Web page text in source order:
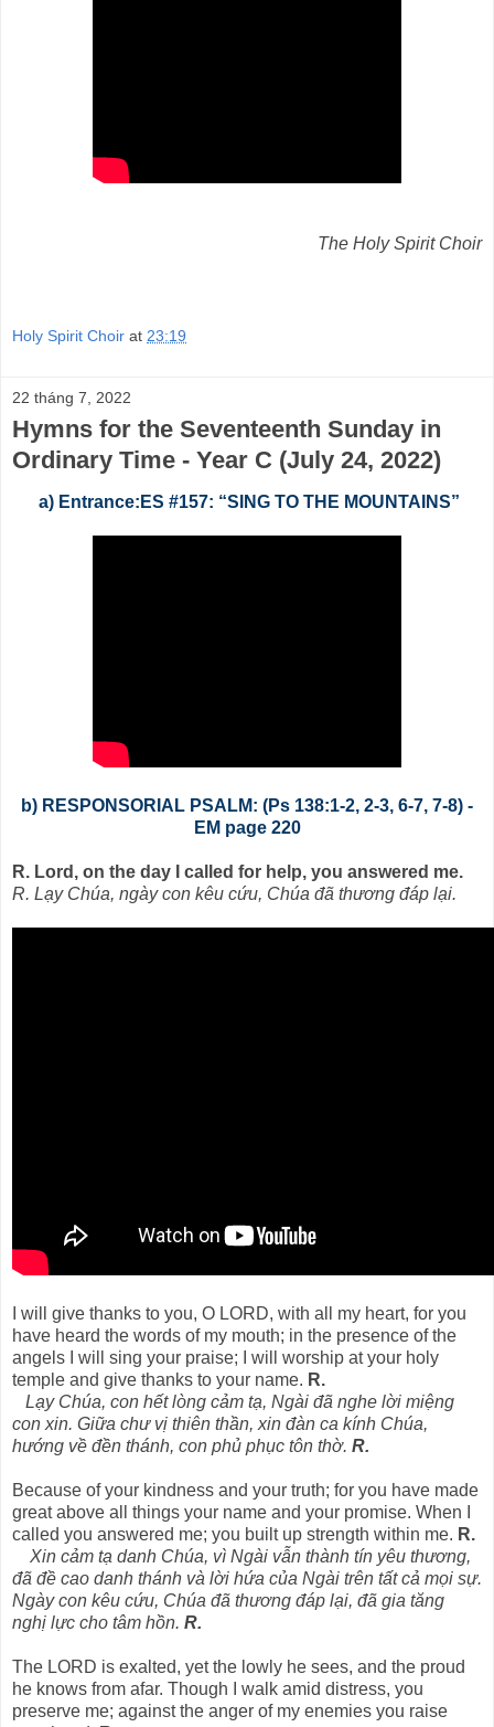
The Holy Spirit Choir
Holy Spirit Choir at 23:19
22 tháng 7, 2022
Hymns for the Seventeenth Sunday in
Ordinary Time - Year C (July 24, 2022)
a) Entrance:ES #157: “SING TO THE MOUNTAINS”
b) RESPONSORIAL PSALM: (Ps 138:1-2, 2-3, 6-7, 7-8) -
EM page 220
R. Lord, on the day I called for help, you answered me.
R. Lạy Chúa, ngày con kêu cứu, Chúa đã thương đáp lại.
I will give thanks to you, O LORD, with all my heart, for you
have heard the words of my mouth; in the presence of the
angels I will sing your praise; I will worship at your holy
temple and give thanks to your name. R.
Lạy Chúa, con hết lòng cảm tạ, Ngài đã nghe lời miệng
con xin. Giữa chư vị thiên thần, xin đàn ca kính Chúa,
hướng về đền thánh, con phủ phục tôn thờ. R.
Because of your kindness and your truth; for you have made
great above all things your name and your promise. When I
called you answered me; you built up strength within me. R.
Xin cảm tạ danh Chúa, vì Ngài vẫn thành tín yêu thương,
đã đề cao danh thánh và lời hứa của Ngài trên tất cả mọi sự.
Ngày con kêu cứu, Chúa đã thương đáp lại, đã gia tăng
nghị lực cho tâm hồn. R.
The LORD is exalted, yet the lowly he sees, and the proud
he knows from afar. Though I walk amid distress, you
preserve me; against the anger of my enemies you raise